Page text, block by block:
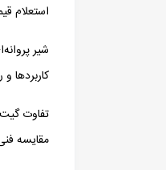
استعلام
شیر
کاربردها
تفاوت گیت
مقایسه